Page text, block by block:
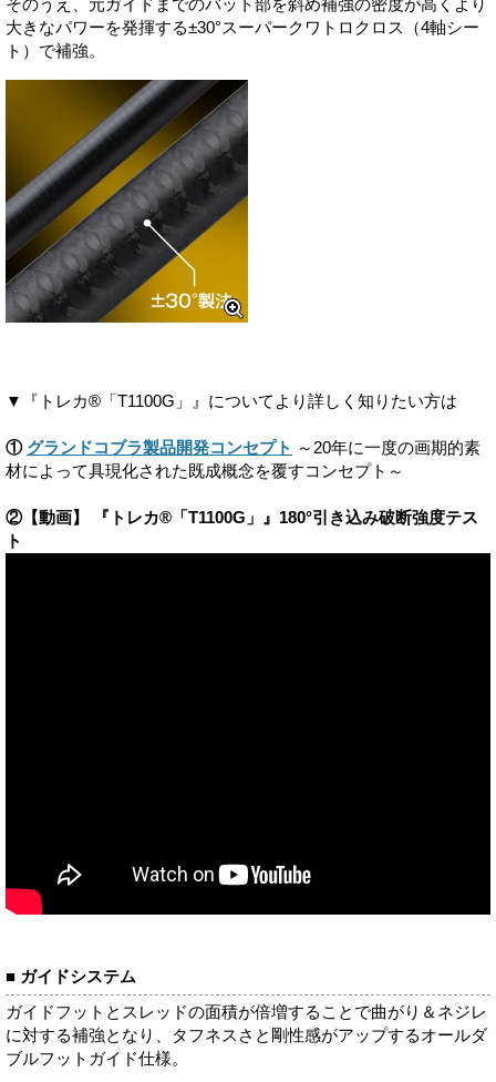
そのうえ、元ガイドまでのバット部を斜め補強の密度が高くより
大きなパワーを発揮する±30°スーパークワトロクロス（4軸シー
ト）で補強。
▼『トレカ®「T1100G」』についてより詳しく知りたい方は
① グランドコブラ製品開発コンセプト
～20年に一度の画期的素
材によって具現化された既成概念を覆すコンセプト～
②【動画】 『トレカ®「T1100G」』180°引き込み破断強度テス
ト
■ ガイドシステム
ガイドフットとスレッドの面積が倍増することで曲がり＆ネジレ
に対する補強となり、タフネスさと剛性感がアップするオールダ
ブルフットガイド仕様。